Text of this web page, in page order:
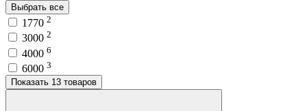
Выбрать все
1770 2
3000 2
4000 6
6000 3
Показать 13 товаров